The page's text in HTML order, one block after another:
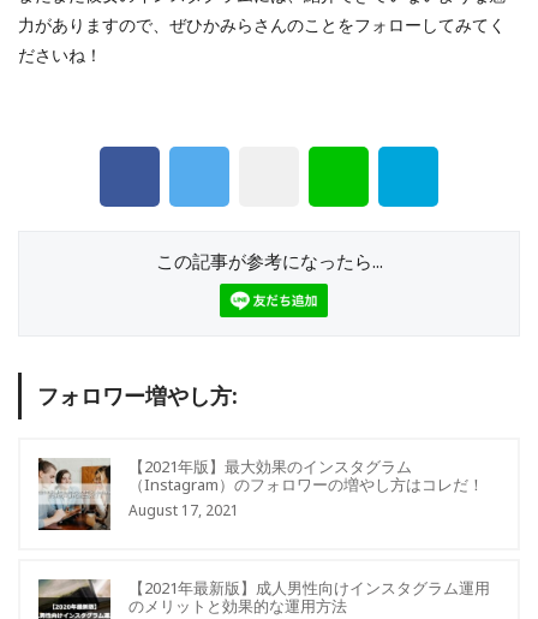
力がありますので、ぜひかみらさんのことをフォローしてみてく
ださいね！
この記事が参考になったら...
フォロワー増やし方:
【2021年版】最大効果のインスタグラム
（Instagram）のフォロワーの増やし方はコレだ！
August 17, 2021
【2021年最新版】成人男性向けインスタグラム運用
のメリットと効果的な運用方法